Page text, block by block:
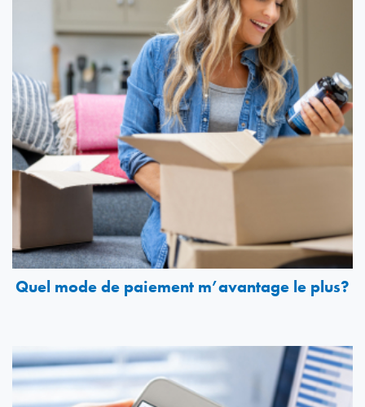
Quel mode de paiement m’avantage le plus?